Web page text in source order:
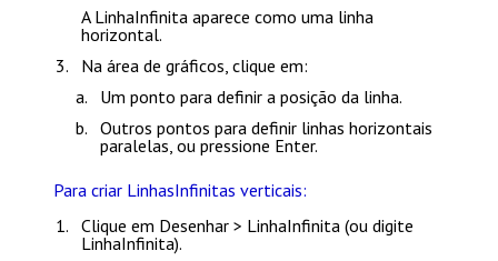
A LinhaInfinita aparece como uma linha
horizontal.
Na área de gráficos, clique em:
Um ponto para definir a posição da linha.
Outros pontos para definir linhas horizontais
paralelas, ou pressione Enter.
Para criar LinhasInfinitas verticais:
Clique em Desenhar > LinhaInfinita (ou digite
LinhaInfinita).